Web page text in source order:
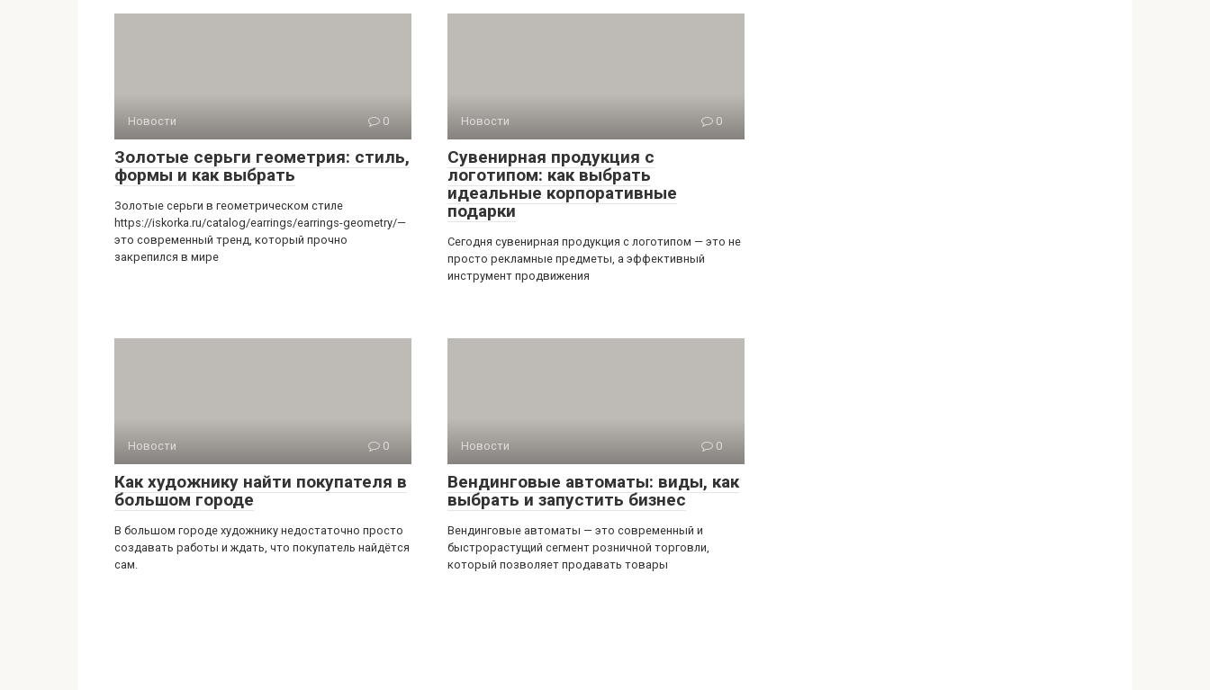
Новости 0
Золотые серьги геометрия: стиль,
формы и как выбрать
Золотые серьги в геометрическом стиле
https://iskorka.ru/catalog/earrings/earrings-geometry/—
это современный тренд, который прочно
закрепился в мире
Новости 0
Сувенирная продукция с
логотипом: как выбрать
идеальные корпоративные
подарки
Сегодня сувенирная продукция с логотипом — это не
просто рекламные предметы, а эффективный
инструмент продвижения
Новости 0
Как художнику найти покупателя в
большом городе
В большом городе художнику недостаточно просто
создавать работы и ждать, что покупатель найдётся
сам.
Новости 0
Вендинговые автоматы: виды, как
выбрать и запустить бизнес
Вендинговые автоматы — это современный и
быстрорастущий сегмент розничной торговли,
который позволяет продавать товары